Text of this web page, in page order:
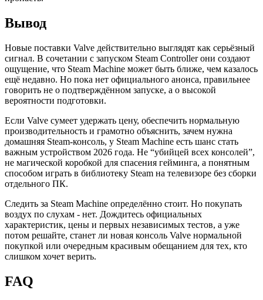
Вывод
Новые поставки Valve действительно выглядят как серьёзный
сигнал. В сочетании с запуском Steam Controller они создают
ощущение, что Steam Machine может быть ближе, чем казалось
ещё недавно. Но пока нет официального анонса, правильнее
говорить не о подтверждённом запуске, а о высокой
вероятности подготовки.
Если Valve сумеет удержать цену, обеспечить нормальную
производительность и грамотно объяснить, зачем нужна
домашняя Steam-консоль, у Steam Machine есть шанс стать
важным устройством 2026 года. Не “убийцей всех консолей”,
не магической коробкой для спасения гейминга, а понятным
способом играть в библиотеку Steam на телевизоре без сборки
отдельного ПК.
Следить за Steam Machine определённо стоит. Но покупать
воздух по слухам - нет. Дождитесь официальных
характеристик, цены и первых независимых тестов, а уже
потом решайте, станет ли новая консоль Valve нормальной
покупкой или очередным красивым обещанием для тех, кто
слишком хочет верить.
FAQ